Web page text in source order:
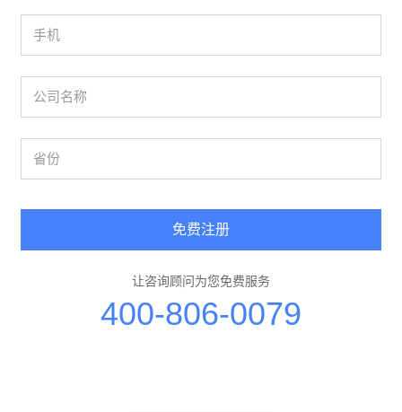
免费注册
让咨询顾问为您免费服务
400-806-0079